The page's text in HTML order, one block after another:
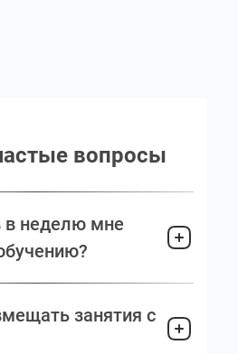
вопросы
в неделю мне
занятия с